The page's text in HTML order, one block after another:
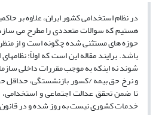
در نظام استخدامی کشور ایران، علاوه بر
هستیم که سوالات متعددی را مطرح می
حوزه های مستثنی شده چگونه است و از
شوند نه اینکه به موجب مقررات داخلی
و نرخ حق بیمه /کسور بازنشستگی، حداقل
تا ضمن تحقق عدالت اجتماعی و
خدمات کشوری نیست به روز شده و در